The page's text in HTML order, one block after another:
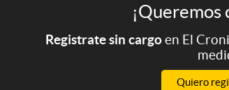
¡Queremos
Registrate sin cargoen El
Quiero